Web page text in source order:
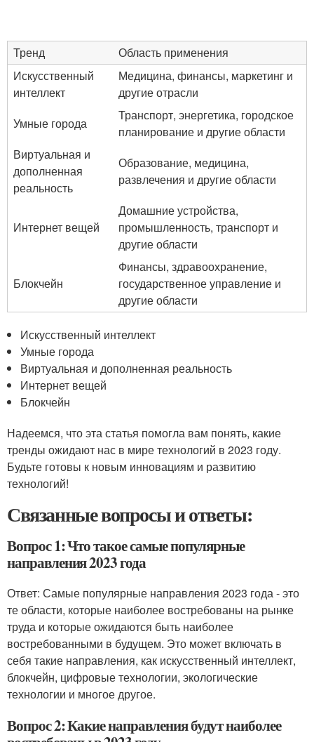
Тренд
Область применения
Искусственный
интеллект
Медицина, финансы, маркетинг и
другие отрасли
Умные города
Транспорт, энергетика, городское
планирование и другие области
Виртуальная и
дополненная
реальность
Образование, медицина,
развлечения и другие области
Интернет вещей
Домашние устройства,
промышленность, транспорт и
другие области
Блокчейн
Финансы, здравоохранение,
государственное управление и
другие области
Искусственный интеллект
Умные города
Виртуальная и дополненная реальность
Интернет вещей
Блокчейн
Надеемся, что эта статья помогла вам понять, какие
тренды ожидают нас в мире технологий в 2023 году.
Будьте готовы к новым инновациям и развитию
технологий!
Связанные вопросы и ответы:
Вопрос 1: Что такое самые популярные
направления 2023 года
Ответ: Самые популярные направления 2023 года - это
те области, которые наиболее востребованы на рынке
труда и которые ожидаются быть наиболее
востребованными в будущем. Это может включать в
себя такие направления, как искусственный интеллект,
блокчейн, цифровые технологии, экологические
технологии и многое другое.
Вопрос 2: Какие направления будут наиболее